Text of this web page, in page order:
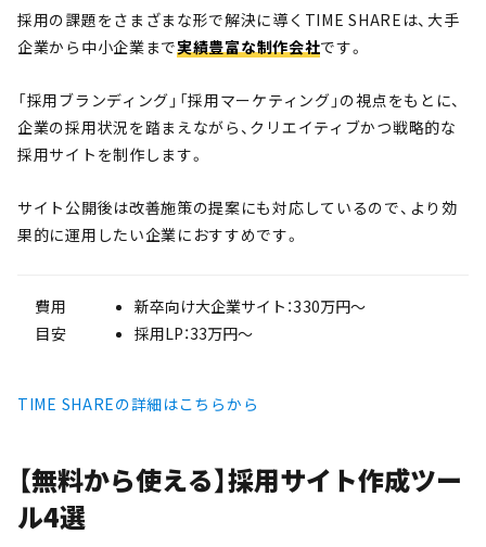
採用の課題をさまざまな形で解決に導くTIME SHAREは、大手
企業から中小企業まで実績豊富な制作会社です。
「採用ブランディング」「採用マーケティング」の視点をもとに、
企業の採用状況を踏まえながら、クリエイティブかつ戦略的な
採用サイトを制作します。
サイト公開後は改善施策の提案にも対応しているので、より効
果的に運用したい企業におすすめです。
費用
目安
新卒向け大企業サイト：330万円〜
採用LP：33万円〜
TIME SHAREの詳細はこちらから
【無料から使える】採用サイト作成ツー
ル4選